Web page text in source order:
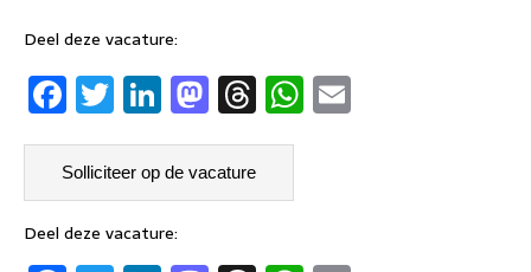
Deel deze vacature:
F
a
c
e
b
T
w
it
t
er
Li
n
k
e
dI
M
a
st
o
T
h
a
W
h
Deel deze vacature: